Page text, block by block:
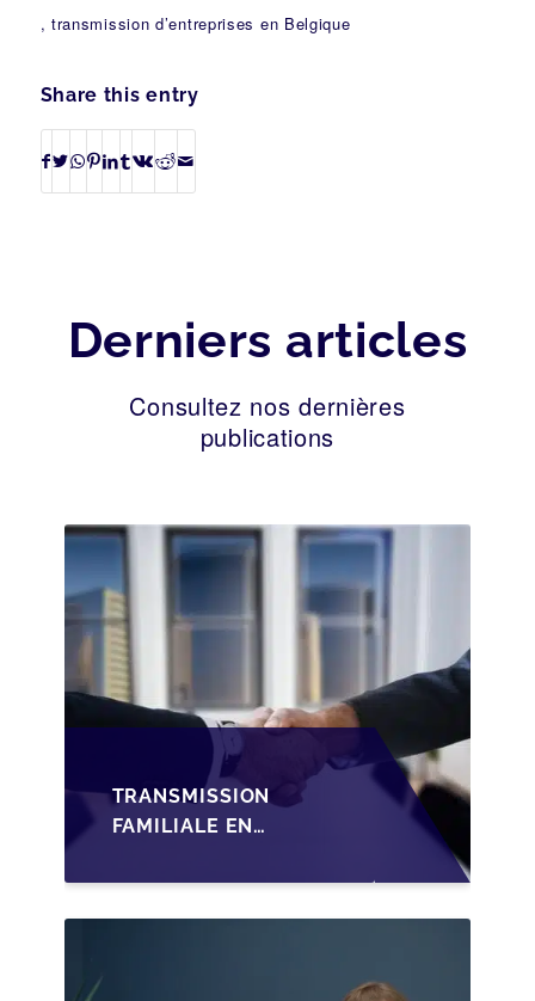
, transmission d’entreprises en Belgique
Share this entry
Derniers articles
Consultez nos dernières
publications
TRANSMISSION
FAMILIALE EN
STRUCTURER LA
CESSION DES PARTS